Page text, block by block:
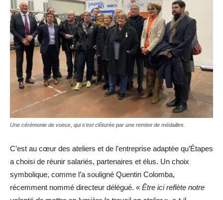
Une cérémonie de voeux, qui s'est clôturée par une remise de médailles.
C’est au cœur des ateliers et de l’entreprise adaptée qu’Étapes
a choisi de réunir salariés, partenaires et élus. Un choix
symbolique, comme l’a souligné Quentin Colomba,
récemment nommé directeur délégué. « Être ici reflète notre